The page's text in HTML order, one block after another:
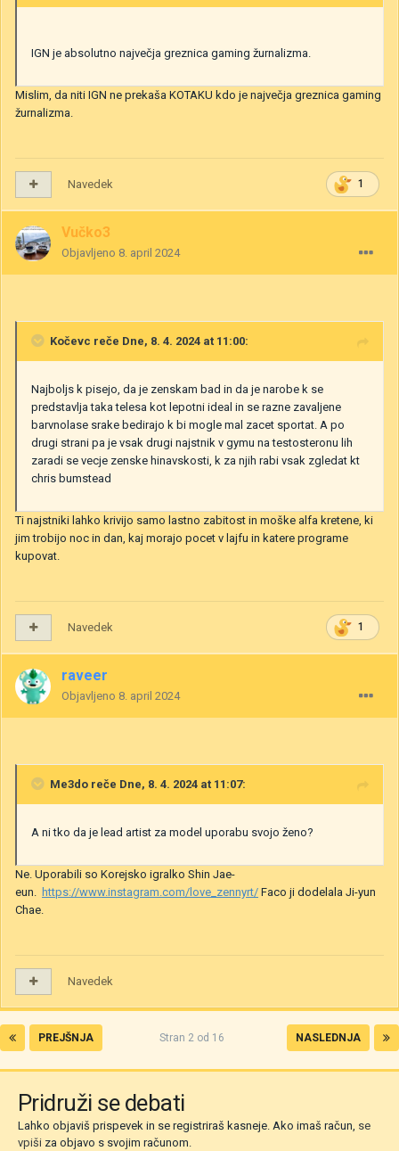
IGN je absolutno največja greznica gaming žurnalizma.
Mislim, da niti IGN ne prekaša KOTAKU kdo je največja greznica gaming
žurnalizma.
1
Navedek
Vučko3
Objavljeno 8. april 2024
Kočevc reče Dne, 8. 4. 2024 at 11:00:
Najboljs k pisejo, da je zenskam bad in da je narobe k se
predstavlja taka telesa kot lepotni ideal in se razne zavaljene
barvnolase srake bedirajo k bi mogle mal zacet sportat. A po
drugi strani pa je vsak drugi najstnik v gymu na testosteronu lih
zaradi se vecje zenske hinavskosti, k za njih rabi vsak zgledat kt
chris bumstead
Ti najstniki lahko krivijo samo lastno zabitost in moške alfa kretene, ki
jim trobijo noc in dan, kaj morajo pocet v lajfu in katere programe
kupovat.
1
Navedek
raveer
Objavljeno 8. april 2024
Me3do reče Dne, 8. 4. 2024 at 11:07:
A ni tko da je lead artist za model uporabu svojo ženo?
Ne. Uporabili so Korejsko igralko Shin Jae-
eun. https://www.instagram.com/love_zennyrt/ Faco ji dodelala Ji-yun
Chae.
Navedek
PREJŠNJA NASLEDNJA
Stran 2 od 16
Pridruži se debati
Lahko objaviš prispevek in se registriraš kasneje. Ako imaš račun, se
vpiši za objavo s svojim računom.